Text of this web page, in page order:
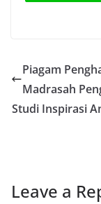
Piagam
Madrasah
Studi Inspirasi
Leave a